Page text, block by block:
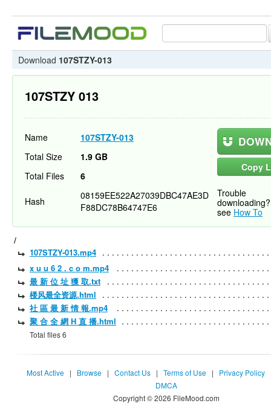
Download 107STZY-013
107STZY 013
Name 107STZY-013
Copy
Trouble
downloading?
see How To
Total Size
1.9 GB
Total Files
6
Hash
08159EE522A27039DBC47AE3D
F88DC78B64747E6
/
107STZY-013.mp4
x u u 6 2 . c o m.mp4
最 新 位 址 獲 取.txt
楼风最全资源.html
社 區 最 新 情 報.mp4
聚 合 全 網 H 直 播.html
Total files 6
Most Active | Browse | Contact Us | Terms of Use | Privacy Policy
DMCA
Copyright © 2026 FileMood.com